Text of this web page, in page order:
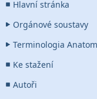
Hlavní stránka
Orgánové soustavy
Terminologia
Ke stažení
Autoři